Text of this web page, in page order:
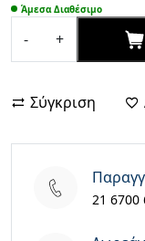
was:
€21,90.
τιμή
είναι:
Άμεσα Διαθέσιμο
-
TP-
TL-
WA854RE
Band
(2.4GHz)
+
Σύγκριση
21 6700